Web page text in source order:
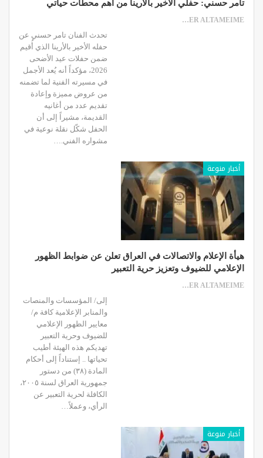
تامر حسني: حفلي الأخير بالأرينا من أهم محطات حياتي
SAMER ALTAMEIME
تحدث الفنان تامر حسني عن
حفله الأخير بالأرينا الذي أُقيم
ضمن حفلات عيد الأضحى
2026، مؤكداً أنه يُعد الأجمل
في مسيرته الفنية لما تضمنه
من عروض مميزة وإعادة
تقديم عدد من أغانيه
القديمة، مشيراً إلى أن
الحفل شكّل نقلة نوعية في
مشواره الفني.…
أخبار منوعة
هيأة الإعلام والاتصالات في العراق تعلن عن ضوابط الظهور
الإعلامي للضيوف وتعزيز حرية التعبير
SAMER ALTAMEIME
إلى/ المؤسسات والمنصات
والمنابر الإعلامية كافة م/
معايير الظهور الإعلامي
للضيوف وحرية التعبير
تهديكم هذه الهيئة أطيب
تحياتها .. إستناداً إلى أحكام
المادة (٣٨) من دستور
جمهورية العراق لسنة ٢٠٠٥،
الكافلة لحرية التعبير عن
الرأي، وعملاً…
أخبار منوعة